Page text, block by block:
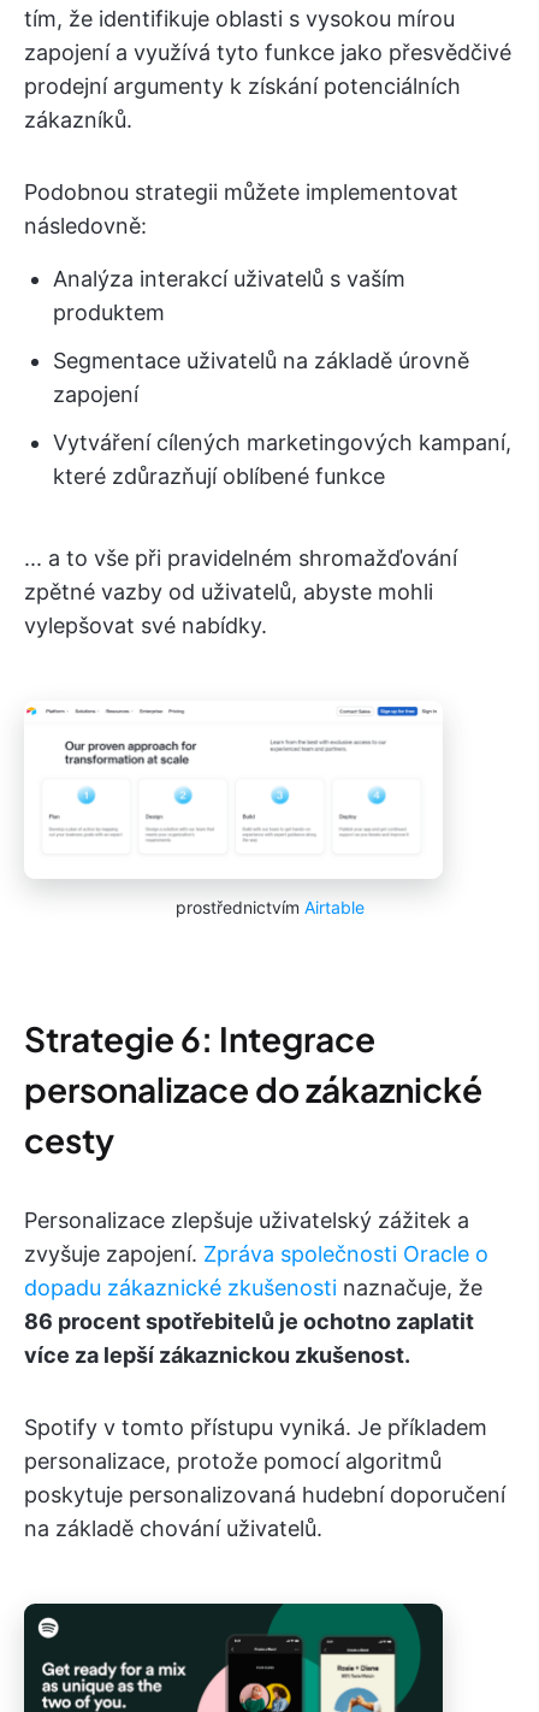
tím, že identifikuje oblasti s vysokou mírou
zapojení a využívá tyto funkce jako přesvědčivé
prodejní argumenty k získání potenciálních
zákazníků.
Podobnou strategii můžete implementovat
následovně:
Analýza interakcí uživatelů s vaším
produktem
Segmentace uživatelů na základě úrovně
zapojení
Vytváření cílených marketingových kampaní,
které zdůrazňují oblíbené funkce
... a to vše při pravidelném shromažďování
zpětné vazby od uživatelů, abyste mohli
vylepšovat své nabídky.
prostřednictvím Airtable
Strategie 6: Integrace
personalizace do zákaznické
cesty
Personalizace zlepšuje uživatelský zážitek a
zvyšuje zapojení. Zpráva společnosti Oracle o
dopadu zákaznické zkušenosti naznačuje, že
86 procent spotřebitelů je ochotno zaplatit
více za lepší zákaznickou zkušenost.
Spotify v tomto přístupu vyniká. Je příkladem
personalizace, protože pomocí algoritmů
poskytuje personalizovaná hudební doporučení
na základě chování uživatelů.